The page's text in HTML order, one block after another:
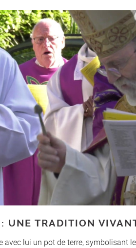
UNE TRADITION
avec lui un pot de terre, symbolisant